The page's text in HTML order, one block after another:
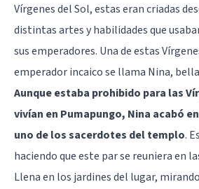
Vírgenes del Sol, estas eran criadas
distintas artes y habilidades que
sus emperadores. Una de estas
emperador incaico se llama Nina,
Aunque estaba prohibido para las
vivían en Pumapungo, Nina acabó
uno de los sacerdotes del templo.
haciendo que este par se reuniera en
Llena en los jardines del lugar,